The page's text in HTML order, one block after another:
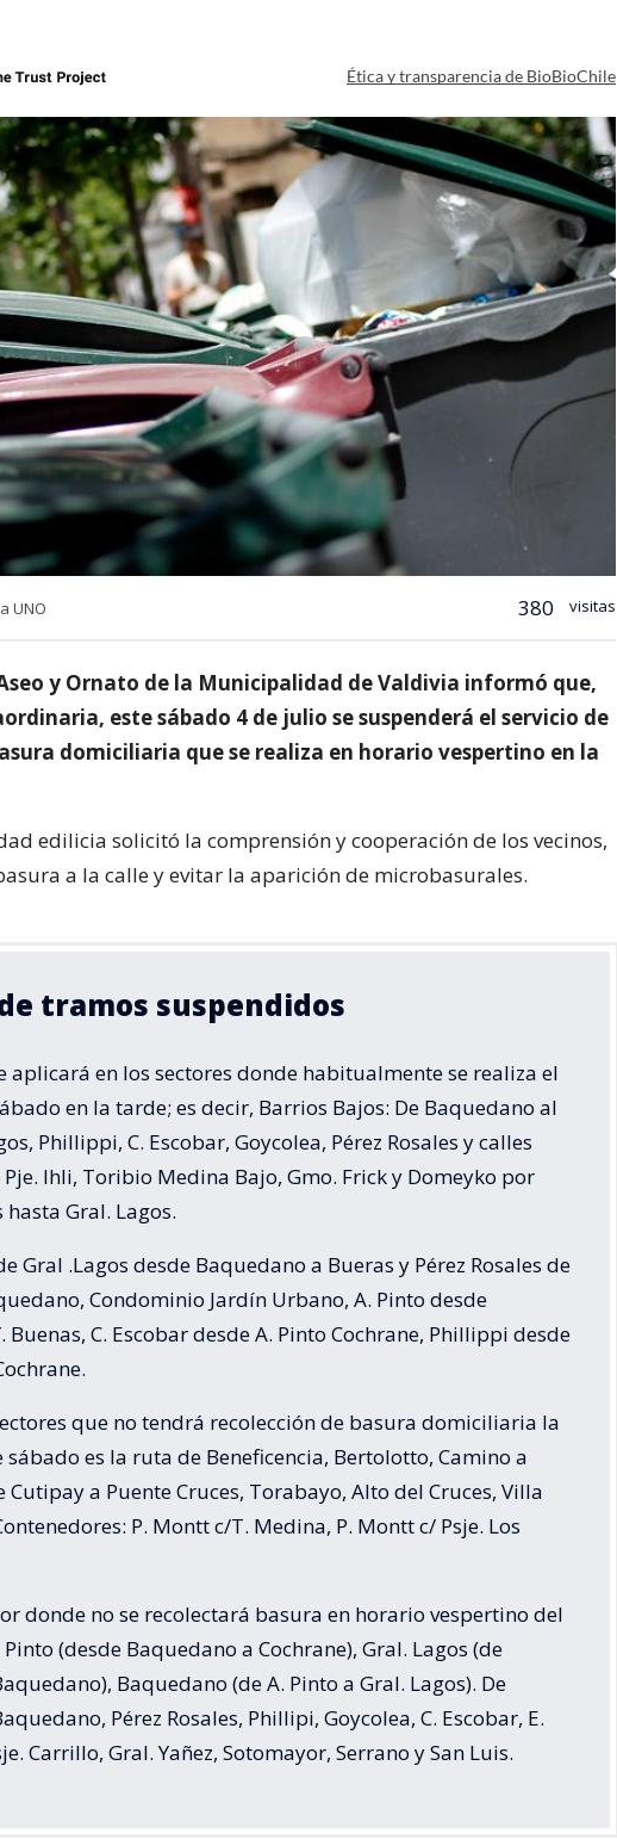
Ética y transparencia de BioBioChile
UNO 380 visitas
y Ornato de la Municipalidad de Valdivia informó que,
este sábado 4 de julio se suspenderá el servicio de
domiciliaria que se realiza en horario vespertino en la
edilicia solicitó la comprensión y cooperación de los vecinos,
a la calle y evitar la aparición de microbasurales.
tramos suspendidos
aplicará en los sectores donde habitualmente se realiza el
en la tarde; es decir, Barrios Bajos: De Baquedano al
Phillippi, C. Escobar, Goycolea, Pérez Rosales y calles
Ihli, Toribio Medina Bajo, Gmo. Frick y Domeyko por
Gral. Lagos.
Gral .Lagos desde Baquedano a Bueras y Pérez Rosales de
Condominio Jardín Urbano, A. Pinto desde
Buenas, C. Escobar desde A. Pinto Cochrane, Phillippi desde
que no tendrá recolección de basura domiciliaria la
sábado es la ruta de Beneficencia, Bertolotto, Camino a
Cutipay a Puente Cruces, Torabayo, Alto del Cruces, Villa
P. Montt c/T. Medina, P. Montt c/ Psje. Los
donde no se recolectará basura en horario vespertino del
(desde Baquedano a Cochrane), Gral. Lagos (de
Baquedano (de A. Pinto a Gral. Lagos). De
Pérez Rosales, Phillipi, Goycolea, C. Escobar, E.
Carrillo, Gral. Yañez, Sotomayor, Serrano y San Luis.